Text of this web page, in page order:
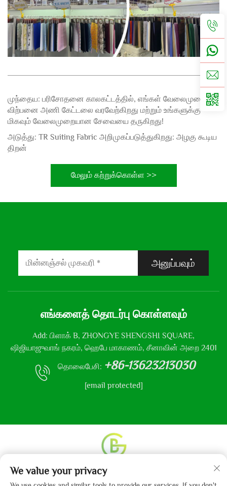
முந்தைய: பரிசோதனை காலகட்டத்தில், எங்கள் வேலைமுறை
விற்பனை அணி கேட்டலை வரவேற்கிறது மற்றும் உங்களுக்கு
மிகவும் வேலைமுறையான சேவையை தருகிறது!
அடுத்து: TR Suiting Fabric அறிமுகப்படுத்துகிறது: அழகு கூடிய
திறன்
மேலும் கற்றுக்கொள்ள >>
அனுப்பவும்
எங்களைத் தொடர்பு கொள்ளவும்
Add: பிளாக் B, ZHONGYE SHENGSHI SQUARE,
ஷிஜியாஜுவாங் நகரம், ஹெபே மாகாணம், சீனாவின் அறை 2401
தொலைபேசி: +86-13623213030
[email protected]
உரிமை தொடர்பான அனைத்து உரிமைகளும் © 2013-2024
We value your privacy